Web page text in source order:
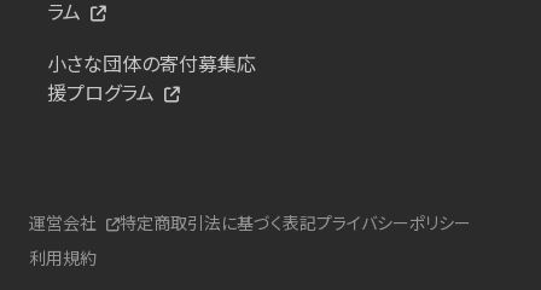
ラム
小さな団体の寄付募集応
援プログラム
運営会社 特定商取引法に基づく表記プライバシーポリシー
利用規約